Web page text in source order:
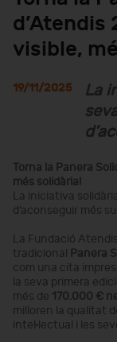
d’Atendis
visible,
19/11/2025
La
Torna la Panera
més solidària!
La iniciativa
d’aconseguir més
La Fundació
tradicional Panera
com una cita
la seva primera
més de 170.000 €
milloren la qualitat
intel·lectual i les